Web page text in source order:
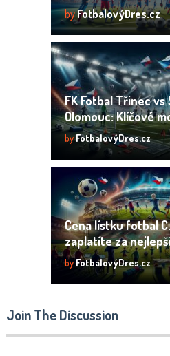
byFotbalovýDres.cz
FK Fotbal Třinec vs
Olomouc: Klíčové
analýza zápasu
byFotbalovýDres.cz
Cena lístku fotbal
zaplatíte za
zážitek?
by FotbalovýDres.cz
Join The Discussion